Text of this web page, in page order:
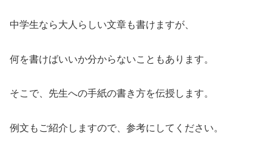
中学生なら大人らしい文章も書けますが、
何を書けばいいか分からないこともあります。
そこで、先生への手紙の書き方を伝授します。
例文もご紹介しますので、参考にしてください。